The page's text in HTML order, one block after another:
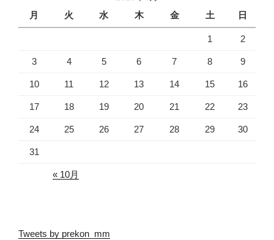
月
火 水 木 金 土 日
1 2
3 4 5 6 7 8 9
10 11 12 13 14 15 16
17 18 19 20 21 22 23
24 25 26 27 28 29 30
31
« 10月
Tweets by prekon_mm